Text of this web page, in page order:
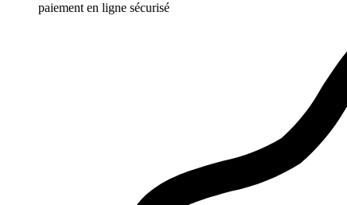
paiement en ligne sécurisé